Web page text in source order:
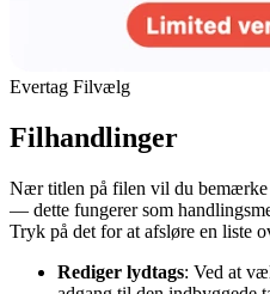
Evertag Filvælg
Filhandlinger
Nær titlen på filen vil du
— dette fungerer som
Tryk på det for at afsløre en liste
Rediger lydtags: Ved at